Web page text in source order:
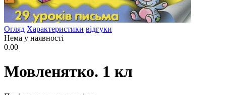
Огляд Характеристики відгуки
Нема у наявності
0.00
Мовленятко. 1 кл